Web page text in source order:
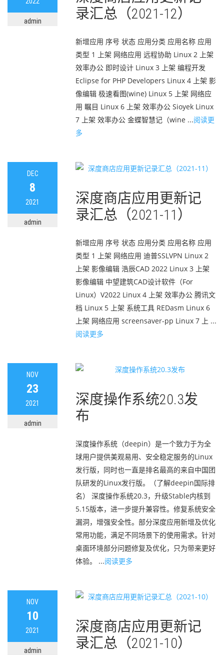
admin
录汇总（2021-12）
新增应用 序号 状态 应用分类 应用名称 应用
类型 1 上架 网络应用 远程协助 Linux 2 上架
效率办公 即时设计 Linux 3 上架 编程开发
Eclipse for PHP Developers Linux 4 上架 影
像编辑 极速看图(wine) Linux 5 上架 网络应
用 瞩目 Linux 6 上架 效率办公 Sioyek Linux
7 上架 效率办公 金蝶智慧记（wine ...阅读更
多
DEC
8
2021
admin
深度商店应用更新记
录汇总（2021-11）
新增应用 序号 状态 应用分类 应用名称 应用
类型 1 上架 网络应用 迪普SSLVPN Linux 2
上架 影像编辑 浩辰CAD 2022 Linux 3 上架
影像编辑 中望建筑CAD设计软件（For
Linux）V2022 Linux 4 上架 效率办公 腾讯文
档 Linux 5 上架 系统工具 REDasm Linux 6
上架 网络应用 screensaver-pp Linux 7 上 ...
阅读更多
NOV
23
2021
admin
深度操作系统20.3发
布
深度操作系统（deepin）是一个致力于为全
球用户提供美观易用、安全稳定服务的Linux
发行版，同时也一直是排名最高的来自中国团
队研发的Linux发行版。（了解deepin国际排
名） 深度操作系统20.3，升级Stable内核到
5.15版本，进一步提升兼容性。修复系统安全
漏洞，增强安全性。部分深度应用新增及优化
常用功能，满足不同场景下的使用需求。针对
桌面环境部分问题修复及优化，只为带来更好
体验。 ...阅读更多
NOV
10
2021
admin
深度商店应用更新记
录汇总（2021-10）